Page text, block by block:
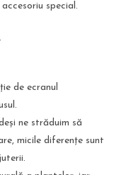
special.
de ecranul
ne străduim să
micile diferențe sunt